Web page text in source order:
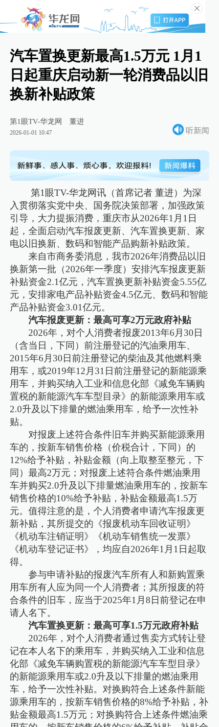
汽车置换更新最高1.5万元 1月1
日起重庆启动新一轮消费品以旧
换新补贴政策
第1眼TV-华龙网 董进
2026-01-01 10:47 听新闻
第1眼TV-华龙网讯（首席记者 董进）为深
入贯彻落实党中央、国务院决策部署，加强政策
引导，大力提振消费，重庆市从2026年1月1日
起，全面启动汽车报废更新、汽车置换更新、家
电以旧换新、数码和智能产品购新补贴政策。
来自市商务委消息，我市2026年消费品以旧
换新第一批（2026年一季度）安排汽车报废更新
补贴资金2.1亿元，汽车置换更新补贴资金5.55亿
元，安排家电产品补贴资金4.5亿元、数码和智能
产品补贴资金3.01亿元。
汽车报废更新：最高可享2万元政府补贴
2026年，对个人消费者报废2013年6月30日
（含当日，下同）前注册登记的汽油乘用车、
2015年6月30日前注册登记的柴油及其他燃料乘
用车，或2019年12月31日前注册登记的新能源乘
用车，并购买纳入工业和信息化部《减免车辆购
置税的新能源汽车车型目录》的新能源乘用车或
2.0升及以下排量的燃油乘用车，给予一次性补
贴。
对报废上述符合条件旧车并购买新能源乘用
车的，按新车销售价格（价税合计，下同）的
12%给予补贴，补贴金额（向上取整至整元，下
同）最高2万元；对报废上述符合条件燃油乘用
车并购买2.0升及以下排量燃油乘用车的，按新车
销售价格的10%给予补贴，补贴金额最高1.5万
元。值得注意的是，个人消费者申请汽车报废更
新补贴，其所提交的《报废机动车回收证明》
《机动车注销证明》《机动车销售统一发票》
《机动车登记证书》，均应自2026年1月1日起取
得。
参与申请补贴的报废汽车所有人和新购置乘
用车所有人应为同一个人消费者；其所报废的符
合条件的旧车，应当于2025年1月8日前登记在申
请人名下。
汽车置换更新：最高可享1.5万元政府补贴
2026年，对个人消费者通过售卖方式转让登
记在本人名下的乘用车，并购买纳入工业和信息
化部《减免车辆购置税的新能源汽车车型目录》
的新能源乘用车或2.0升及以下排量的燃油乘用
车，给予一次性补贴。对换购符合上述条件新能
源乘用车的，按新车销售价格的8%给予补贴，补
贴金额最高1.5万元；对换购符合上述条件燃油乘